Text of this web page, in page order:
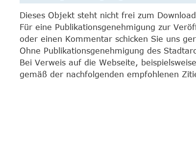
Dieses Objekt steht nicht frei zum
Für eine Publikationsgenehmigung zur
oder einen Kommentar schicken Sie uns
Ohne Publikationsgenehmigung des
Bei Verweis auf die Webseite,
gemäß der nachfolgenden empfohlenen